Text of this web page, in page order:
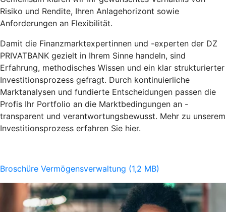
Risiko und Rendite, Ihren Anlagehorizont sowie
Anforderungen an Flexibilität.
Damit die Finanzmarktexpertinnen und -experten der DZ
PRIVATBANK gezielt in Ihrem Sinne handeln, sind
Erfahrung, methodisches Wissen und ein klar strukturierter
Investitionsprozess gefragt. Durch kontinuierliche
Marktanalysen und fundierte Entscheidungen passen die
Profis Ihr Portfolio an die Marktbedingungen an -
transparent und verantwortungsbewusst. Mehr zu unserem
Investitionsprozess erfahren Sie hier.
Broschüre Vermögensverwaltung (1,2 MB)